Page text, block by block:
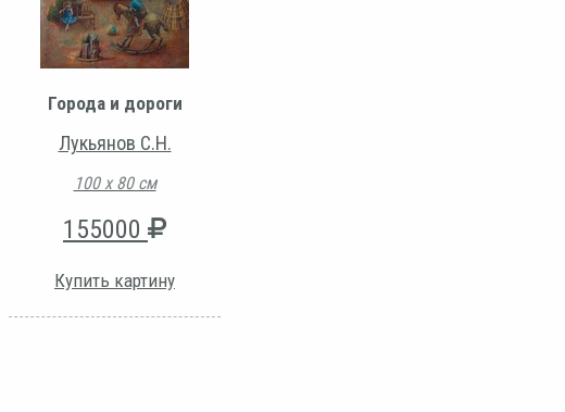
Города и дороги
Лукьянов С.Н.
100 х 80 см
155000
Купить картину